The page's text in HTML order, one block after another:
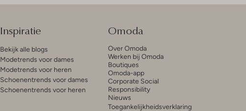
Inspiratie
Bekijk alle blogs
Modetrends voor dames
Modetrends voor heren
Schoenentrends voor dames
Schoenentrends voor heren
Omoda
Over Omoda
Werken bij Omoda
Boutiques
Omoda-app
Corporate Social
Responsibility
Nieuws
Toegankelijkheidsverklaring